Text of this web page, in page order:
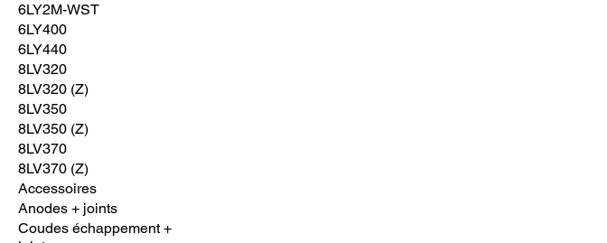
6LY2M-WST
6LY400
6LY440
8LV320
8LV320 (Z)
8LV350
8LV350 (Z)
8LV370
8LV370 (Z)
Accessoires
Anodes + joints
Coudes échappement +